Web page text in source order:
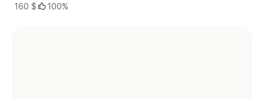
160 $
100%